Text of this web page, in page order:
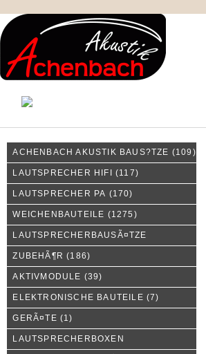
ACHENBACH AKUSTIK BAUS?TZE (109)
LAUTSPRECHER HIFI (117)
LAUTSPRECHER PA (170)
WEICHENBAUTEILE (1275)
LAUTSPRECHERBAUSÃ¤TZE
ZUBEHÃ¶R (186)
AKTIVMODULE (39)
ELEKTRONISCHE BAUTEILE (7)
GERÃ¤TE (1)
LAUTSPRECHERBOXEN